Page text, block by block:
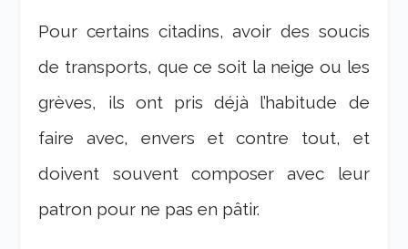
Pour certains citadins, avoir des soucis
de transports, que ce soit la neige ou les
grèves, ils ont pris déjà l’habitude de
faire avec, envers et contre tout, et
doivent souvent composer avec leur
patron pour ne pas en pâtir.